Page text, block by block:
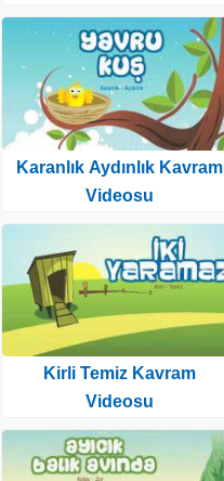
Karanlık Aydınlık Kavram
Videosu
Kirli Temiz Kavram
Videosu